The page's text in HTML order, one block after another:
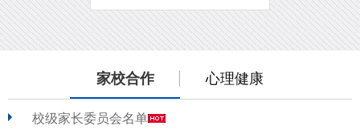
家校合作 心理健康
校级家长委员会名单